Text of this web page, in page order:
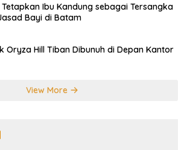
Ibu Kandung sebagai Tersangka
Bayi di Batam
Oryza Hill Tiban Dibunuh di Depan Kantor
View More